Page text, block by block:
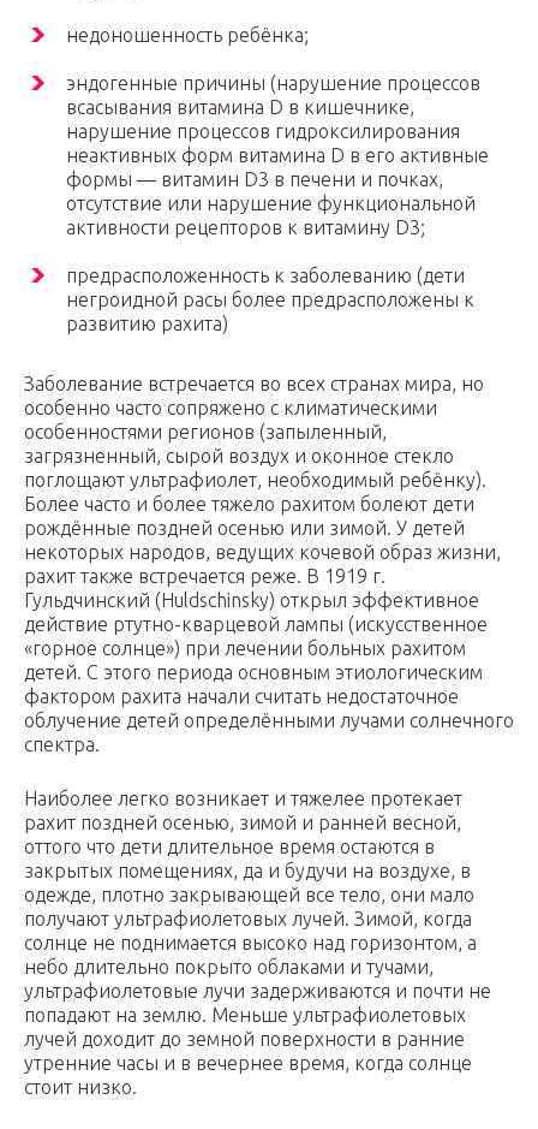
недоношенность ребёнка;
эндогенные причины (нарушение процессов
всасывания витамина D в кишечнике,
нарушение процессов гидроксилирования
неактивных форм витамина D в его активные
формы — витамин D3 в печени и почках,
отсутствие или нарушение функциональной
активности рецепторов к витамину D3;
предрасположенность к заболеванию (дети
негроидной расы более предрасположены к
развитию рахита)
Заболевание встречается во всех странах мира, но
особенно часто сопряжено с климатическими
особенностями регионов (запыленный,
загрязненный, сырой воздух и оконное стекло
поглощают ультрафиолет, необходимый ребёнку).
Более часто и более тяжело рахитом болеют дети
рождённые поздней осенью или зимой. У детей
некоторых народов, ведущих кочевой образ жизни,
рахит также встречается реже. В 1919 г.
Гульдчинский (Huldschinsky) открыл эффективное
действие ртутно-кварцевой лампы (искусственное
«горное солнце») при лечении больных рахитом
детей. С этого периода основным этиологическим
фактором рахита начали считать недостаточное
облучение детей определёнными лучами солнечного
спектра.
Наиболее легко возникает и тяжелее протекает
рахит поздней осенью, зимой и ранней весной,
оттого что дети длительное время остаются в
закрытых помещениях, да и будучи на воздухе, в
одежде, плотно закрывающей все тело, они мало
получают ультрафиолетовых лучей. Зимой, когда
солнце не поднимается высоко над горизонтом, а
небо длительно покрыто облаками и тучами,
ультрафиолетовые лучи задерживаются и почти не
попадают на землю. Меньше ультрафиолетовых
лучей доходит до земной поверхности в ранние
утренние часы и в вечернее время, когда солнце
стоит низко.